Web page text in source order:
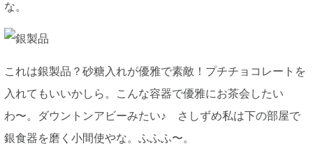
な。
これは銀製品？砂糖入れが優雅で素敵！プチチョコレートを
入れてもいいかしら。こんな容器で優雅にお茶会したい
わ〜。ダウントンアビーみたい♪ さしずめ私は下の部屋で
銀食器を磨く小間使やな。ふふふ〜。